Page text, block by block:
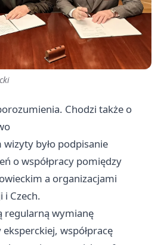
Chodzi także o
było podpisanie
o współpracy pomiędzy
a organizacjami
i Czech.
regularną wymianę
współpracę